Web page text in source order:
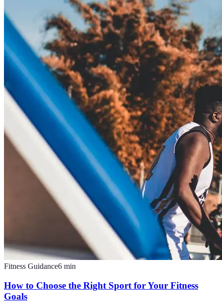
Fitness Guidance6 min
How to Choose the Right Sport for Your Fitness
Goals